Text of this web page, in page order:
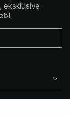
eksklusive